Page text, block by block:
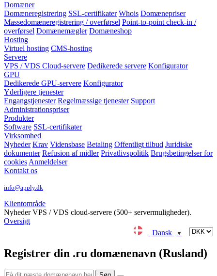
Domæner
Domæneregistrering SSL-certifikater Whois Domænepriser
Massedomæneregistrering / overførsel Point-to-point check-in /
overførsel Domænemægler Domæneshop
Hosting
Virtuel hosting CMS-hosting
Servere
VPS / VDS Cloud-servere Dedikerede servere Konfigurator
GPU
Dedikerede GPU-servere Konfigurator
Yderligere tjenester
Engangstjenester Regelmæssige tjenester Support
Administrationspriser
Produkter
Software SSL-certifikater
Virksomhed
Nyheder Krav Vidensbase Betaling Offentligt tilbud Juridiske
dokumenter Refusion af midler Privatlivspolitik Brugsbetingelser for
cookies Anmeldelser
Kontakt os
info@apply.dk
Klientområde
Nyheder VPS / VDS cloud-servere (500+ servermuligheder).
Oversigt
Dansk
▼
Registrer din .ru domænenavn (Rusland)